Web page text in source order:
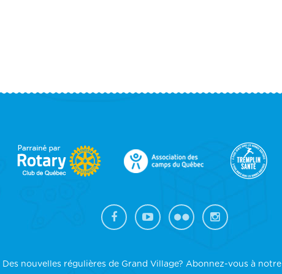
FOOTER
SIDEBAR
Des nouvelles régulières de Grand Village? Abonnez-vous à notre